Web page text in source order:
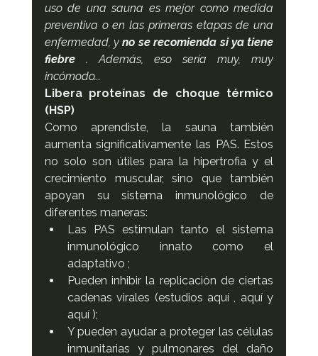
uso de una sauna es mejor como medida
preventiva o en las primeras etapas de una
enfermedad, y no se recomienda si ya tiene
fiebre . Además, eso sería muy, muy
incómodo...
Libera proteínas de choque térmico
(HSP)
Como aprendiste, la sauna también
aumenta significativamente las PAS. Estos
no solo son útiles para la hipertrofia y el
crecimiento muscular, sino que también
apoyan su sistema inmunológico de
diferentes maneras:
Las PAS estimulan tanto el sistema
inmunológico innato como el
adaptativo ;
Pueden inhibir la replicación de ciertas
cadenas virales (estudios aquí , aquí y
aquí );
Y pueden ayudar a proteger las células
inmunitarias y pulmonares del daño